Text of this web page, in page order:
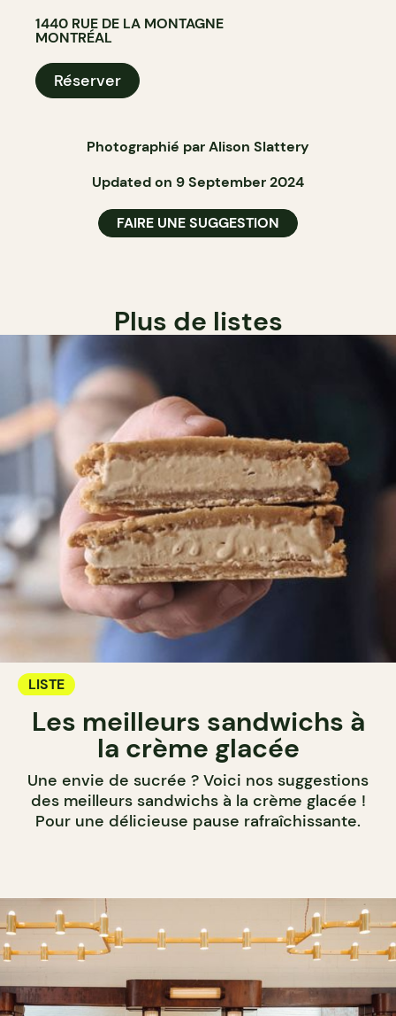
1440 RUE DE LA MONTAGNE
MONTRÉAL
Réserver
Photographié par Alison Slattery
Updated on 9 September 2024
FAIRE UNE SUGGESTION
Plus de listes
LISTE
Les meilleurs sandwichs à
la crème glacée
Une envie de sucrée ? Voici nos suggestions
des meilleurs sandwichs à la crème glacée !
Pour une délicieuse pause rafraîchissante.